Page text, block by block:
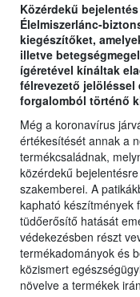
Közérdekű
Élelmiszerlánc-
kiegészítőket,
illetve
ígéretével kínáltak
félrevezető jelöléssel
forgalomból történő
Még a koronavírus
értékesítését annak a
termékcsaládnak,
közérdekű
szakemberei. A
kapható készítmények
tüdőerősítő hatását
védekezésben részt
termékadományok és
közismert
növelve a termékek